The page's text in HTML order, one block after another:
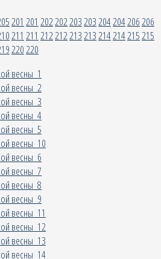
201 201 202202203203204204206206
211 211 212212213213214214215215
220220